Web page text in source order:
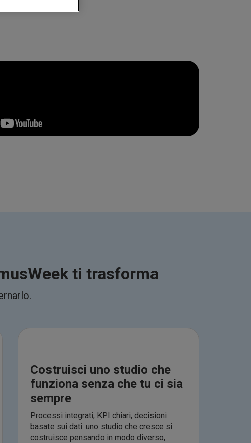
ti trasforma
Costruisci uno studio che
funziona senza che tu ci sia
sempre
Processi integrati, KPI chiari, decisioni
basate sui dati: uno studio che cresce si
costruisce pensando in modo diverso,